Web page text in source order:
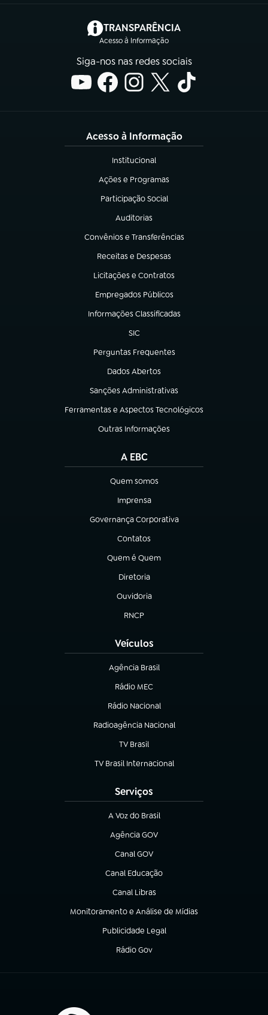
TRANSPARÊNCIA
Acesso à Informação
(abre em nova aba)
Siga-nos nas redes sociais
Acesso à Informação
Institucional
(abre em nova aba)
Ações e Programas
(abre em nova aba)
Participação Social
(abre em nova aba)
Auditorias
(abre em nova aba)
Convênios e Transferências
(abre em nova aba)
Receitas e Despesas
(abre em nova aba)
Licitações e Contratos
(abre em nova aba)
Empregados Públicos
(abre em nova aba)
Informações Classificadas
(abre em nova aba)
SIC
(abre em nova aba)
Perguntas Frequentes
(abre em nova aba)
Dados Abertos
(abre em nova aba)
Sanções Administrativas
(abre em nova aba)
Ferramentas e Aspectos Tecnológicos
(abre em nova aba)
Outras Informações
(abre em nova aba)
A EBC
Quem somos
(abre em nova aba)
Imprensa
(abre em nova aba)
Governança Corporativa
(abre em nova aba)
Contatos
(abre em nova aba)
Quem é Quem
(abre em nova aba)
Diretoria
(abre em nova aba)
Ouvidoria
(abre em nova aba)
RNCP
(abre em nova aba)
Veículos
Agência Brasil
(abre em nova aba)
Rádio MEC
(abre em nova aba)
Rádio Nacional
Radioagência Nacional
(abre em nova aba)
TV Brasil
(abre em nova aba)
TV Brasil Internacional
(abre em nova aba)
Serviços
A Voz do Brasil
(abre em nova aba)
Agência GOV
(abre em nova aba)
Canal GOV
(abre em nova aba)
Canal Educação
(abre em nova aba)
Canal Libras
(abre em nova aba)
Monitoramento e Análise de Mídias
(abre em nova aba)
Publicidade Legal
(abre em nova aba)
Rádio Gov
(abre em nova aba)